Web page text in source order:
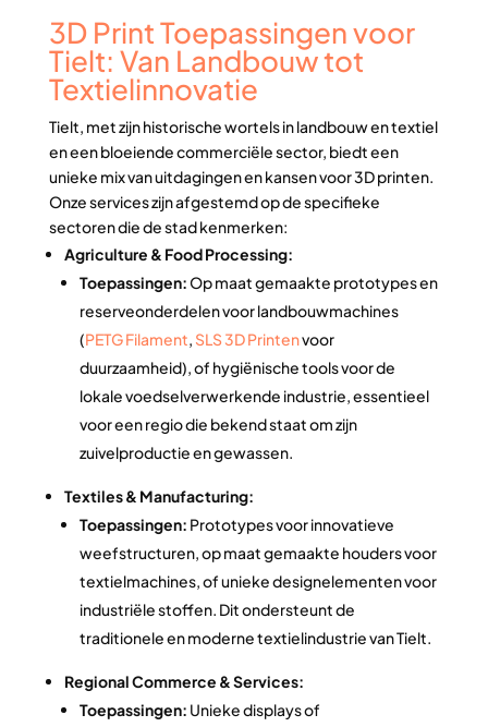
3D Print Toepassingen voor
Tielt: Van Landbouw tot
Textielinnovatie
Tielt, met zijn historische wortels in landbouw en textiel
en een bloeiende commerciële sector, biedt een
unieke mix van uitdagingen en kansen voor 3D printen.
Onze services zijn afgestemd op de specifieke
sectoren die de stad kenmerken:
Agriculture & Food Processing:
Toepassingen:Op maat gemaakte prototypes en
reserveonderdelen voor landbouwmachines
(PETG Filament, SLS 3D Printenvoor
duurzaamheid), of hygiënische tools voor de
lokale voedselverwerkende industrie, essentieel
voor een regio die bekend staat om zijn
zuivelproductie en gewassen.
Textiles & Manufacturing:
Toepassingen: Prototypes voor innovatieve
weefstructuren, op maat gemaakte houders voor
textielmachines, of unieke designelementen voor
industriële stoffen. Dit ondersteunt de
traditionele en moderne textielindustrie van Tielt.
Regional Commerce & Services:
Toepassingen: Unieke displays of